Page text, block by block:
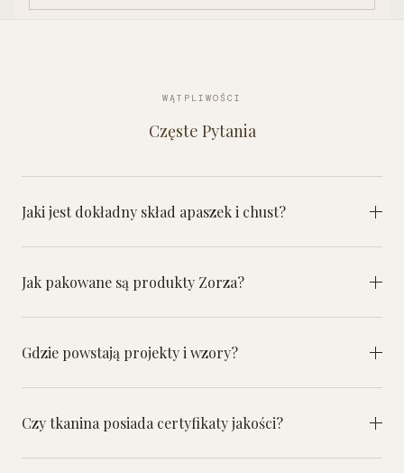
WĄTPLIWOŚCI
Częste Pytania
Jaki jest dokładny skład apaszek i chust?
Jak pakowane są produkty Zorza?
Gdzie powstają projekty i wzory?
Czy tkanina posiada certyfikaty jakości?